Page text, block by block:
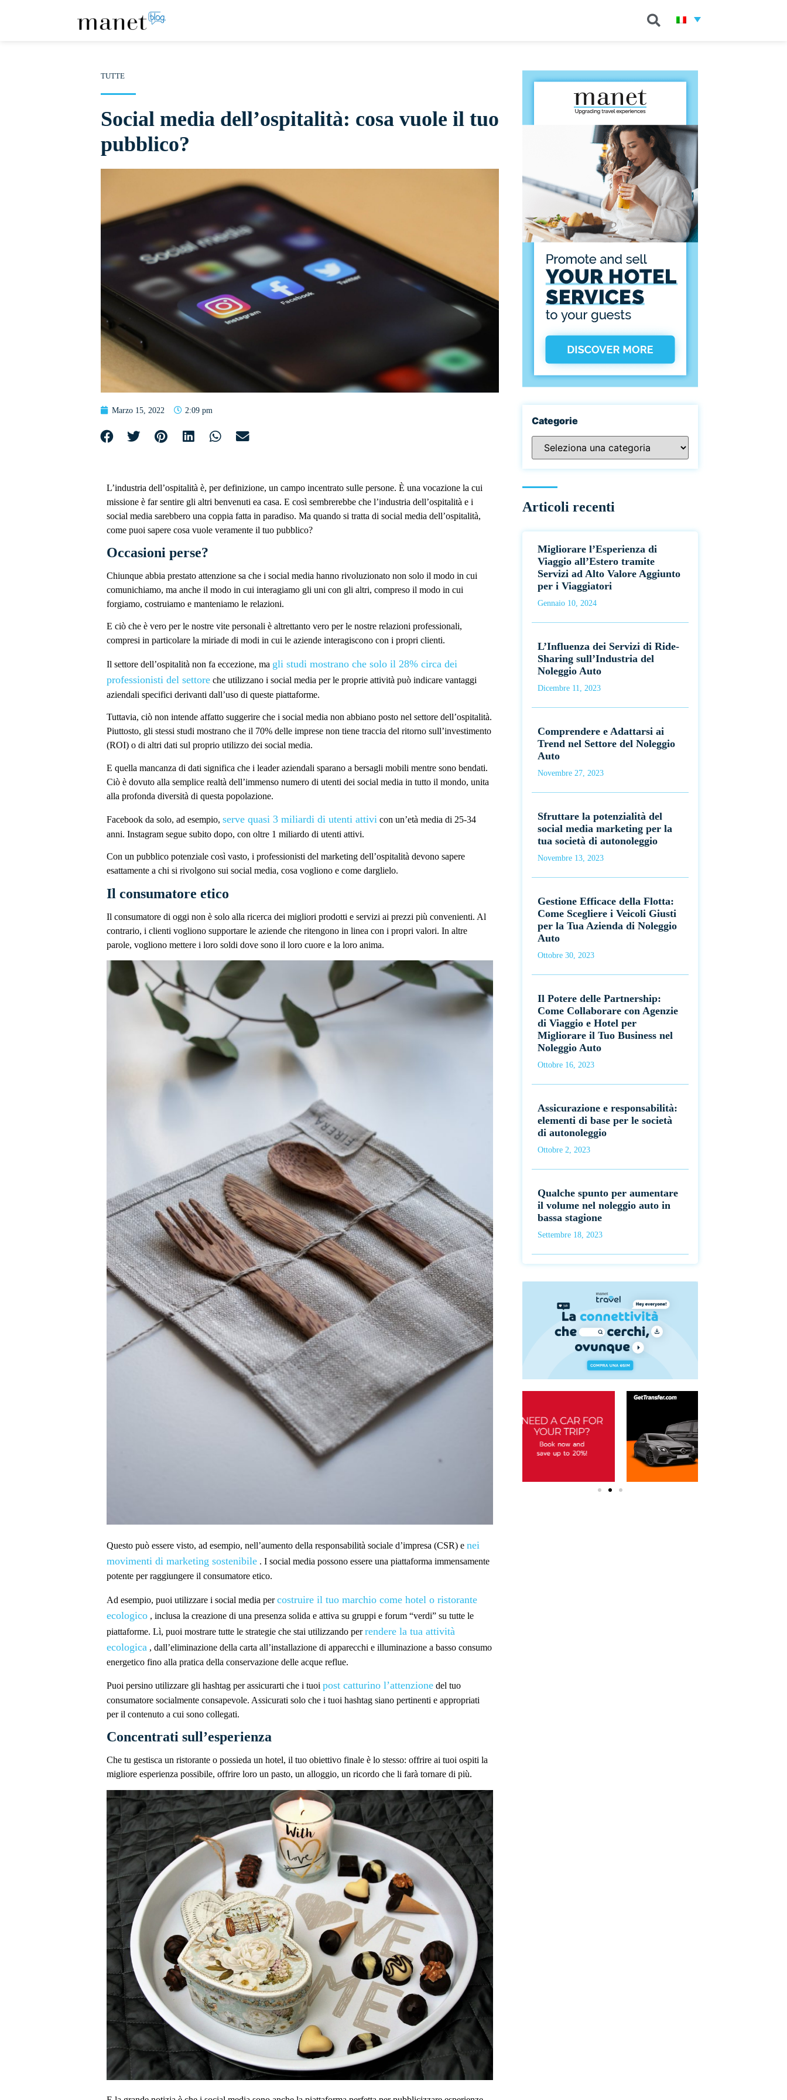
TUTTE
Social media dell’ospitalità: cosa vuole il tuo
pubblico?
Marzo 15, 2022 2:09 pm
L’industria dell’ospitalità è, per definizione, un campo incentrato sulle persone. È una vocazione la cui
missione è far sentire gli altri benvenuti ea casa. E così sembrerebbe che l’industria dell’ospitalità e i
social media sarebbero una coppia fatta in paradiso. Ma quando si tratta di social media dell’ospitalità,
come puoi sapere cosa vuole veramente il tuo pubblico?
Occasioni perse?
Chiunque abbia prestato attenzione sa che i social media hanno rivoluzionato non solo il modo in cui
comunichiamo, ma anche il modo in cui interagiamo gli uni con gli altri, compreso il modo in cui
forgiamo, costruiamo e manteniamo le relazioni.
E ciò che è vero per le nostre vite personali è altrettanto vero per le nostre relazioni professionali,
compresi in particolare la miriade di modi in cui le aziende interagiscono con i propri clienti.
Il settore dell’ospitalità non fa eccezione, ma gli studi mostrano che solo il 28% circa dei
professionisti del settore che utilizzano i social media per le proprie attività può indicare vantaggi
aziendali specifici derivanti dall’uso di queste piattaforme.
Tuttavia, ciò non intende affatto suggerire che i social media non abbiano posto nel settore dell’ospitalità.
Piuttosto, gli stessi studi mostrano che il 70% delle imprese non tiene traccia del ritorno sull’investimento
(ROI) o di altri dati sul proprio utilizzo dei social media.
E quella mancanza di dati significa che i leader aziendali sparano a bersagli mobili mentre sono bendati.
Ciò è dovuto alla semplice realtà dell’immenso numero di utenti dei social media in tutto il mondo, unita
alla profonda diversità di questa popolazione.
Facebook da solo, ad esempio, serve quasi 3 miliardi di utenti attivi con un’età media di 25-34
anni. Instagram segue subito dopo, con oltre 1 miliardo di utenti attivi.
Con un pubblico potenziale così vasto, i professionisti del marketing dell’ospitalità devono sapere
esattamente a chi si rivolgono sui social media, cosa vogliono e come darglielo.
Il consumatore etico
Il consumatore di oggi non è solo alla ricerca dei migliori prodotti e servizi ai prezzi più convenienti. Al
contrario, i clienti vogliono supportare le aziende che ritengono in linea con i propri valori. In altre
parole, vogliono mettere i loro soldi dove sono il loro cuore e la loro anima.
Questo può essere visto, ad esempio, nell’aumento della responsabilità sociale d’impresa (CSR) e nei
movimenti di marketing sostenibile . I social media possono essere una piattaforma immensamente
potente per raggiungere il consumatore etico.
Ad esempio, puoi utilizzare i social media percostruire il tuo marchio come hotel o ristorante
ecologico , inclusa la creazione di una presenza solida e attiva su gruppi e forum “verdi” su tutte le
piattaforme. Lì, puoi mostrare tutte le strategie che stai utilizzando perrendere la tua attività
ecologica , dall’eliminazione della carta all’installazione di apparecchi e illuminazione a basso consumo
energetico fino alla pratica della conservazione delle acque reflue.
Puoi persino utilizzare gli hashtag per assicurarti che i tuoi post catturino l’attenzione del tuo
consumatore socialmente consapevole. Assicurati solo che i tuoi hashtag siano pertinenti e appropriati
per il contenuto a cui sono collegati.
Concentrati sull’esperienza
Che tu gestisca un ristorante o possieda un hotel, il tuo obiettivo finale è lo stesso: offrire ai tuoi ospiti la
migliore esperienza possibile, offrire loro un pasto, un alloggio, un ricordo che li farà tornare di più.
Categorie
Articoli recenti
Migliorare l’Esperienza di
Viaggio all’Estero tramite
Servizi ad Alto Valore Aggiunto
per i Viaggiatori
Gennaio 10, 2024
L’Influenza dei Servizi di Ride-
Sharing sull’Industria del
Noleggio Auto
Dicembre 11, 2023
Comprendere e Adattarsi ai
Trend nel Settore del Noleggio
Auto
Novembre 27, 2023
Sfruttare la potenzialità del
social media marketing per la
tua società di autonoleggio
Novembre 13, 2023
Gestione Efficace della Flotta:
Come Scegliere i Veicoli Giusti
per la Tua Azienda di Noleggio
Auto
Ottobre 30, 2023
Il Potere delle Partnership:
Come Collaborare con Agenzie
di Viaggio e Hotel per
Migliorare il Tuo Business nel
Noleggio Auto
Ottobre 16, 2023
Assicurazione e responsabilità:
elementi di base per le società
di autonoleggio
Ottobre 2, 2023
Qualche spunto per aumentare
il volume nel noleggio auto in
bassa stagione
Settembre 18, 2023